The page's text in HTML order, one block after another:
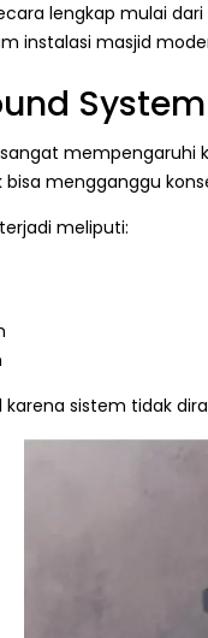
lengkap mulai
instalasi masjid
bisa mengganggu
meliputi:
sistem tidak